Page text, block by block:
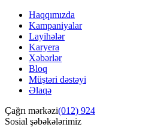
Haqqımızda
Kampaniyalar
Layihələr
Karyera
Xəbərlər
Bloq
Müştəri dəstəyi
Əlaqə
Çağrı mərkəzi(012) 924
Sosial şəbəkələrimiz